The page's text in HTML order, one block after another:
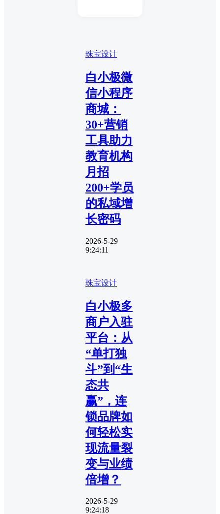
珠宝设计
白小极微
信小程序
商城：
30+营销
工具助力
教育机构
月招
200+学员
的私域增
长密码
2026-5-29
9:24:11
珠宝设计
白小极多
商户入驻
平台：从
“单打独
斗”到“生
态共
赢”，连
锁品牌如
何轻松实
现流量裂
变与业绩
倍增？
2026-5-29
9:24:18